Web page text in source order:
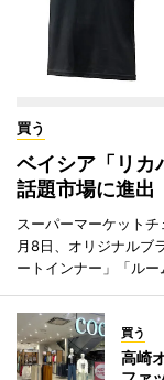
買う
ベイシア「リ
話題市場に進出
スーパーマーケット
月8日、オリジナルブ
ートインナー」「ルー
買う
高崎